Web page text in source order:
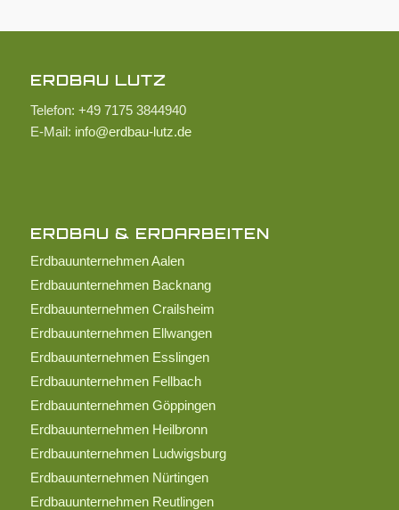
ERDBAU LUTZ
Telefon: +49 7175 3844940
E-Mail: info@erdbau-lutz.de
ERDBAU & ERDARBEITEN
Erdbauunternehmen Aalen
Erdbauunternehmen Backnang
Erdbauunternehmen Crailsheim
Erdbauunternehmen Ellwangen
Erdbauunternehmen Esslingen
Erdbauunternehmen Fellbach
Erdbauunternehmen Göppingen
Erdbauunternehmen Heilbronn
Erdbauunternehmen Ludwigsburg
Erdbauunternehmen Nürtingen
Erdbauunternehmen Reutlingen